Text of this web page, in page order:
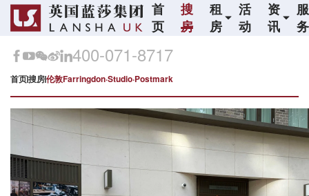
首
页
搜
房
租
房
活
动
资
讯
服
务
400-071-8717
首页搜房伦敦Farringdon·Studio·Postmark